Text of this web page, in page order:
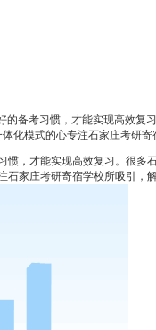
备考习惯，才能实现高效
模式的心专注石家庄考研
才能实现高效复习。很多
石家庄考研寄宿学校所吸引，